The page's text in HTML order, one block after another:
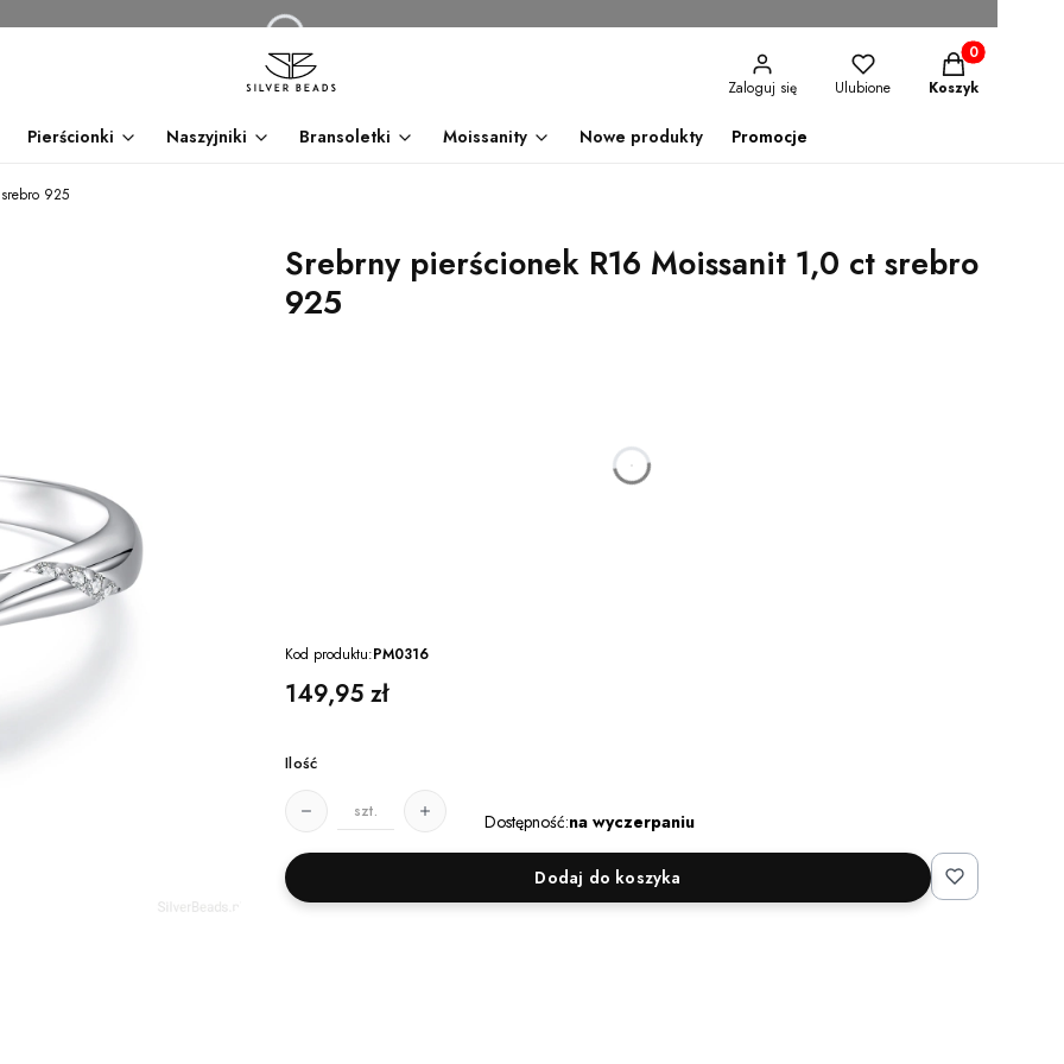
Zaloguj się Ulubione
Produkty w
Koszyk
Pierścionki Naszyjniki Bransoletki Moissanity Nowe produkty Promocje
925
Srebrny pierścionek R16 Moissanit 1,0 ct srebro
925
godzin
Kod produktu:PM0316
Cena
149,95 zł
Ilość
szt. Dostępność:na wyczerpaniu
Dodaj do koszyka